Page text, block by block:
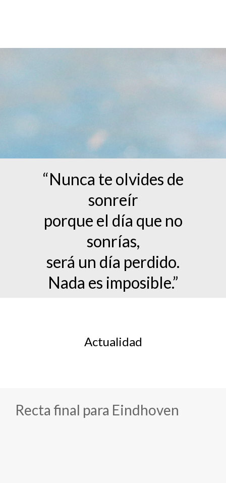
“Nunca te olvides de
sonreír
porque el día que no
sonrías,
será un día perdido.
Nada es imposible.”
Actualidad
Recta final para Eindhoven